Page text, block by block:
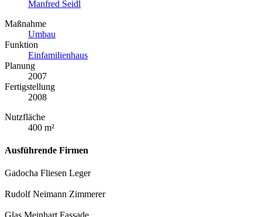
Manfred Seidl
Maßnahme
Umbau
Funktion
Einfamilienhaus
Planung
2007
Fertigstellung
2008
Nutzfläche
400 m²
Ausführende Firmen
Gadocha Fliesen Leger
Rudolf Neimann Zimmerer